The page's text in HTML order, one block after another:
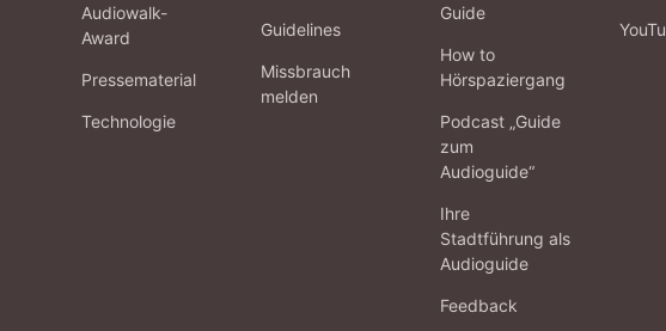
Audiowalk-
Award
Pressematerial
Technologie
Guidelines
Missbrauch
melden
Guide
How to
Hörspaziergang
Podcast „Guide
zum
Audioguide“
Ihre
Stadtführung als
Audioguide
Feedback